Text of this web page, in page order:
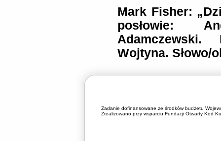
Mark Fisher:
posłowie:
Adamczewski.
Wojtyna. Słowo/
Zadanie dofinansowane ze środków budżetu
Zrealizowano przy wsparciu Fundacji Otwarty Kod